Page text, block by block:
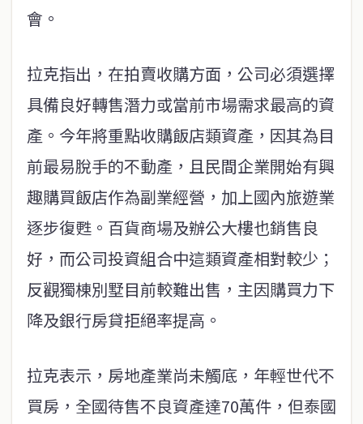
會。
拉克指出，在拍賣收購方面，公司必須選擇
具備良好轉售潛力或當前市場需求最高的資
產。今年將重點收購飯店類資產，因其為目
前最易脫手的不動產，且民間企業開始有興
趣購買飯店作為副業經營，加上國內旅遊業
逐步復甦。百貨商場及辦公大樓也銷售良
好，而公司投資組合中這類資產相對較少；
反觀獨棟別墅目前較難出售，主因購買力下
降及銀行房貸拒絕率提高。
拉克表示，房地產業尚未觸底，年輕世代不
買房，全國待售不良資產達70萬件，但泰國